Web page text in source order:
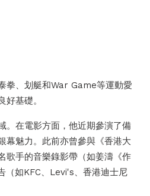
拳、划艇和War Game等運動愛
基礎。
。在電影方面，他近期參演了備
幕魅力。此前亦曾參與《香港大
歌手的音樂錄影帶（如姜濤《作
（如KFC、Levi's、香港迪士尼